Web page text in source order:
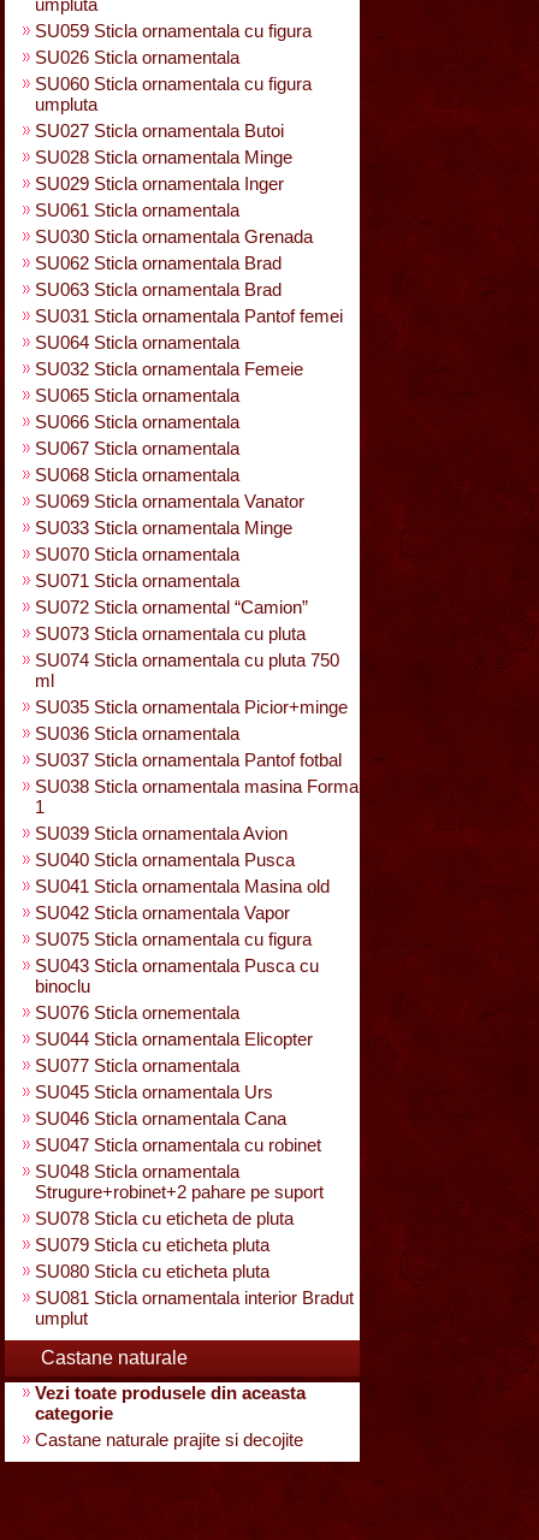
umpluta
SU059 Sticla ornamentala cu figura
SU026 Sticla ornamentala
SU060 Sticla ornamentala cu figura
umpluta
SU027 Sticla ornamentala Butoi
SU028 Sticla ornamentala Minge
SU029 Sticla ornamentala Inger
SU061 Sticla ornamentala
SU030 Sticla ornamentala Grenada
SU062 Sticla ornamentala Brad
SU063 Sticla ornamentala Brad
SU031 Sticla ornamentala Pantof femei
SU064 Sticla ornamentala
SU032 Sticla ornamentala Femeie
SU065 Sticla ornamentala
SU066 Sticla ornamentala
SU067 Sticla ornamentala
SU068 Sticla ornamentala
SU069 Sticla ornamentala Vanator
SU033 Sticla ornamentala Minge
SU070 Sticla ornamentala
SU071 Sticla ornamentala
SU072 Sticla ornamental “Camion”
SU073 Sticla ornamentala cu pluta
SU074 Sticla ornamentala cu pluta 750
ml
SU035 Sticla ornamentala Picior+minge
SU036 Sticla ornamentala
SU037 Sticla ornamentala Pantof fotbal
SU038 Sticla ornamentala masina Forma
1
SU039 Sticla ornamentala Avion
SU040 Sticla ornamentala Pusca
SU041 Sticla ornamentala Masina old
SU042 Sticla ornamentala Vapor
SU075 Sticla ornamentala cu figura
SU043 Sticla ornamentala Pusca cu
binoclu
SU076 Sticla ornementala
SU044 Sticla ornamentala Elicopter
SU077 Sticla ornamentala
SU045 Sticla ornamentala Urs
SU046 Sticla ornamentala Cana
SU047 Sticla ornamentala cu robinet
SU048 Sticla ornamentala
Strugure+robinet+2 pahare pe suport
SU078 Sticla cu eticheta de pluta
SU079 Sticla cu eticheta pluta
SU080 Sticla cu eticheta pluta
SU081 Sticla ornamentala interior Bradut
umplut
Castane naturale
Vezi toate produsele din aceasta
categorie
Castane naturale prajite si decojite